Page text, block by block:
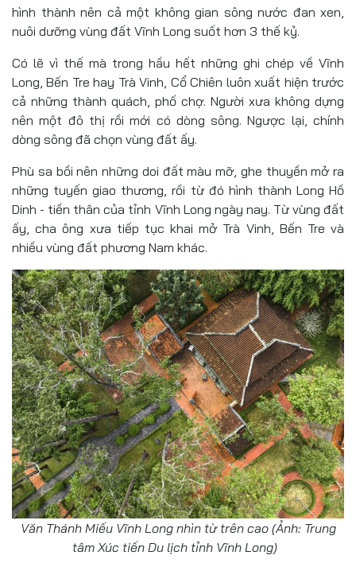
hình thành nên cả một không gian sông nước đan xen,
nuôi dưỡng vùng đất Vĩnh Long suốt hơn 3 thế kỷ.
Có lẽ vì thế mà trong hầu hết những ghi chép về Vĩnh
Long, Bến Tre hay Trà Vinh, Cổ Chiên luôn xuất hiện trước
cả những thành quách, phố chợ. Người xưa không dựng
nên một đô thị rồi mới có dòng sông. Ngược lại, chính
dòng sông đã chọn vùng đất ấy.
Phù sa bồi nên những doi đất màu mỡ, ghe thuyền mở ra
những tuyến giao thương, rồi từ đó hình thành Long Hồ
Dinh - tiền thân của tỉnh Vĩnh Long ngày nay. Từ vùng đất
ấy, cha ông xưa tiếp tục khai mở Trà Vinh, Bến Tre và
nhiều vùng đất phương Nam khác.
Văn Thánh Miếu Vĩnh Long nhìn từ trên cao (Ảnh: Trung
tâm Xúc tiến Du lịch tỉnh Vĩnh Long)